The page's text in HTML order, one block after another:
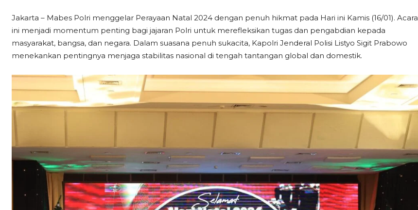
Jakarta – Mabes Polri menggelar Perayaan Natal 2024 dengan penuh hikmat pada Hari ini Kamis (16/01). Acara
ini menjadi momentum penting bagi jajaran Polri untuk merefleksikan tugas dan pengabdian kepada
masyarakat, bangsa, dan negara. Dalam suasana penuh sukacita, Kapolri Jenderal Polisi Listyo Sigit Prabowo
menekankan pentingnya menjaga stabilitas nasional di tengah tantangan global dan domestik.